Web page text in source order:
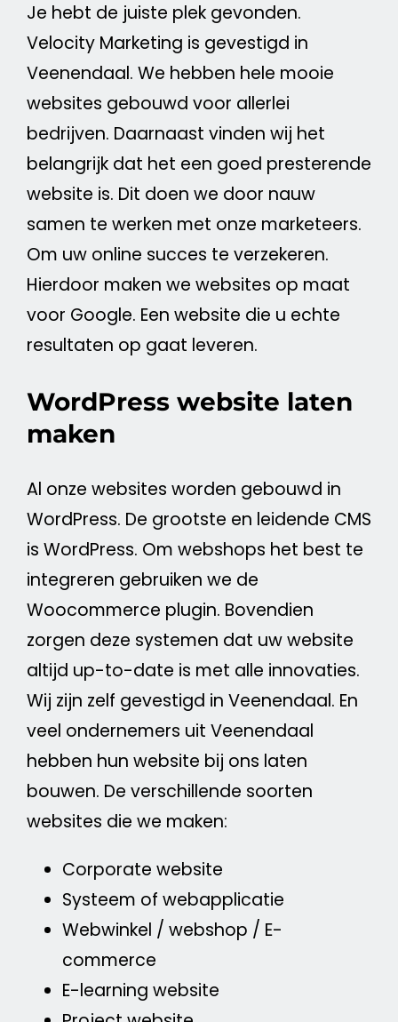
Je hebt de juiste plek gevonden.
Velocity Marketing is gevestigd in
Veenendaal. We hebben hele mooie
websites gebouwd voor allerlei
bedrijven. Daarnaast vinden wij het
belangrijk dat het een goed presterende
website is. Dit doen we door nauw
samen te werken met onze marketeers.
Om uw online succes te verzekeren.
Hierdoor maken we websites op maat
voor Google. Een website die u echte
resultaten op gaat leveren.
WordPress website laten
maken
Al onze websites worden gebouwd in
WordPress. De grootste en leidende CMS
is WordPress. Om webshops het best te
integreren gebruiken we de
Woocommerce plugin. Bovendien
zorgen deze systemen dat uwwebsite
altijd up-to-date is met alle innovaties.
Wij zijn zelf gevestigd in Veenendaal. En
veel ondernemers uit Veenendaal
hebben hun website bij ons laten
bouwen. De verschillende soorten
websites die we maken:
Corporate website
Systeem of webapplicatie
Webwinkel / webshop / E-
commerce
E-learning website